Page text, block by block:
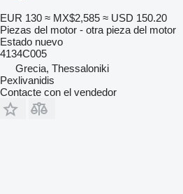
EUR 130 ≈ MX$2,585 ≈ USD 150.20
Piezas del motor - otra pieza del motor
Estado nuevo
4134C005
Grecia, Thessaloniki
Pexlivanidis
Contacte con el vendedor